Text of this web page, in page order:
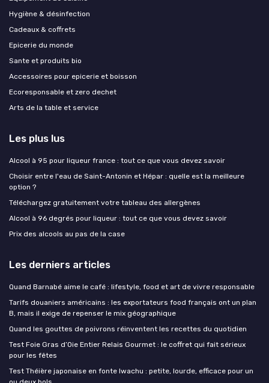
Hygiène & désinfection
Cadeaux & coffrets
Epicerie du monde
Sante et produits bio
Accessoires pour epicerie et boisson
Ecoresponsable et zero dechet
Arts de la table et service
Les plus lus
Alcool à 95 pour liqueur france : tout ce que vous devez savoir
Choisir entre l'eau de Saint-Antonin et Hépar : quelle est la meilleure
option ?
Téléchargez gratuitement votre tableau des allergènes
Alcool à 96 degrés pour liqueur : tout ce que vous devez savoir
Prix des alcools au pas de la case
Les derniers articles
Quand Barnabé aime le café : lifestyle, food et art de vivre responsable
Tarifs douaniers américains : les exportateurs food français ont un plan
B, mais il exige de repenser le mix géographique
Quand les gouttes de poivrons réinventent les recettes du quotidien
Test Foie Gras d’Oie Entier Relais Gourmet : le coffret qui fait sérieux
pour les fêtes
Test Théière japonaise en fonte Iwachu : petite, lourde, efficace pour un